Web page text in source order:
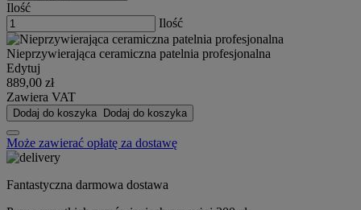
Ilość
Ilość
Nieprzywierająca ceramiczna patelnia profesjonalna
Edytuj
889,00 zł
Zawiera VAT
Dodaj do koszyka Dodaj do koszyka
Może zawierać opłatę za dostawę
Fantastyczna darmowa dostawa